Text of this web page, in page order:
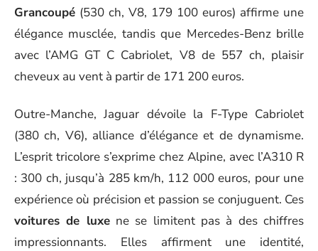
Grancoupé (530 ch, V8, 179 100 euros) affirme une
élégance musclée, tandis que Mercedes-Benz brille
avec l’AMG GT C Cabriolet, V8 de 557 ch, plaisir
cheveux au vent à partir de 171 200 euros.
Outre-Manche, Jaguar dévoile la F-Type Cabriolet
(380 ch, V6), alliance d’élégance et de dynamisme.
L’esprit tricolore s’exprime chez Alpine, avec l’A310 R
: 300 ch, jusqu’à 285 km/h, 112 000 euros, pour une
expérience où précision et passion se conjuguent. Ces
voitures de luxene se limitent pas à des chiffres
impressionnants. Elles affirment une identité,